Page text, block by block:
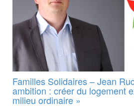
Familles Solidaires – Jean
ambition : créer du logement
milieu ordinaire »